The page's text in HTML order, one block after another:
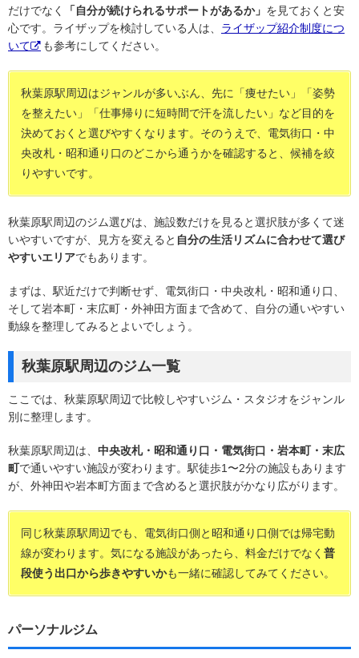
だけでなく
「自分が続けられるサポートがあるか」 を見ておくと安
心です。ライザップを検討している人は、 ライザップ紹介制度につ
いて
も参考にしてください。
秋葉原駅周辺はジャンルが多いぶん、先に「痩せたい」「姿勢
を整えたい」「仕事帰りに短時間で汗を流したい」など目的を
決めておくと選びやすくなります。そのうえで、電気街口・中
央改札・昭和通り口のどこから通うかを確認すると、候補を絞
りやすいです。
秋葉原駅周辺のジム選びは、施設数だけを見ると選択肢が多くて迷
いやすいですが、見方を変えると 自分の生活リズムに合わせて選び
やすいエリアでもあります。
まずは、駅近だけで判断せず、電気街口・中央改札・昭和通り口、
そして岩本町・末広町・外神田方面まで含めて、自分の通いやすい
動線を整理してみるとよいでしょう。
秋葉原駅周辺のジム一覧
ここでは、秋葉原駅周辺で比較しやすいジム・スタジオをジャンル
別に整理します。
秋葉原駅周辺は、 中央改札・昭和通り口・電気街口・岩本町・末広
町で通いやすい施設が変わります。駅徒歩1〜2分の施設もあります
が、外神田や岩本町方面まで含めると選択肢がかなり広がります。
同じ秋葉原駅周辺でも、電気街口側と昭和通り口側では帰宅動
線が変わります。気になる施設があったら、料金だけでなく 普
段使う出口から歩きやすいかも一緒に確認してみてください。
パーソナルジム